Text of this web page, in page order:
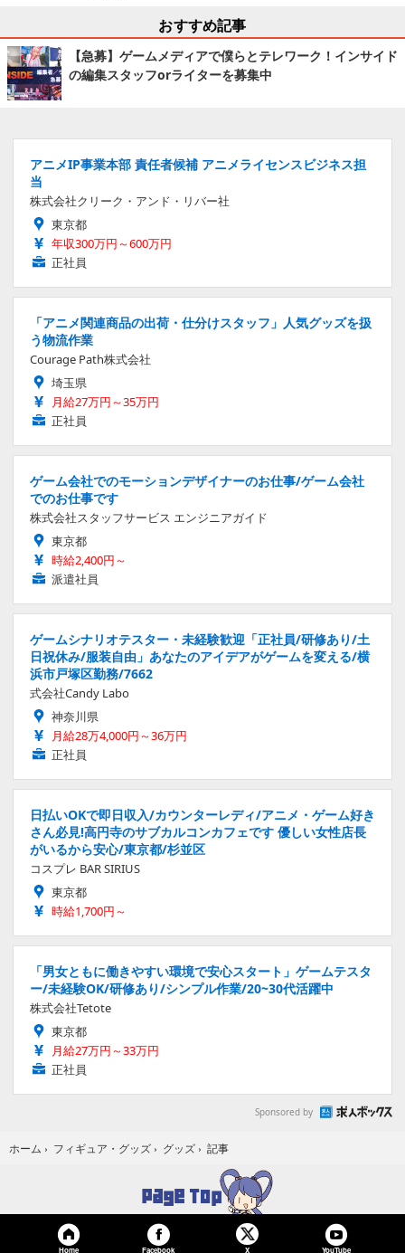
おすすめ記事
【急募】ゲームメディアで僕らとテレワーク！インサイド
の編集スタッフorライターを募集中
アニメIP事業本部 責任者候補 アニメライセンスビジネス担
当
株式会社クリーク・アンド・リバー社
東京都
年収300万円～600万円
正社員
「アニメ関連商品の出荷・仕分けスタッフ」人気グッズを扱
う物流作業
Courage Path株式会社
埼玉県
月給27万円～35万円
正社員
ゲーム会社でのモーションデザイナーのお仕事/ゲーム会社
でのお仕事です
株式会社スタッフサービス エンジニアガイド
東京都
時給2,400円～
派遣社員
ゲームシナリオテスター・未経験歓迎「正社員/研修あり/土
日祝休み/服装自由」あなたのアイデアがゲームを変える/横
浜市戸塚区勤務/7662
式会社Candy Labo
神奈川県
月給28万4,000円～36万円
正社員
日払いOKで即日収入/カウンターレディ/アニメ・ゲーム好き
さん必見!高円寺のサブカルコンカフェです 優しい女性店長
がいるから安心/東京都/杉並区
コスプレ BAR SIRIUS
東京都
時給1,700円～
「男女ともに働きやすい環境で安心スタート」ゲームテスタ
ー/未経験OK/研修あり/シンプル作業/20~30代活躍中
株式会社Tetote
東京都
月給27万円～33万円
正社員
Sponsored by
ホーム › フィギュア・グッズ › グッズ › 記事
Home Facebook X YouTube